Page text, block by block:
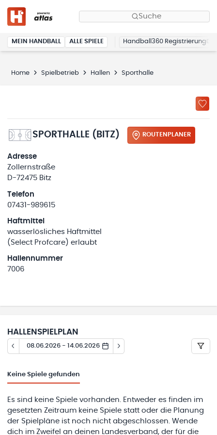
Suche
MEIN HANDBALL ALLE SPIELE Handball360 Registrierung
Home Spielbetrieb Hallen Sporthalle
SPORTHALLE (BITZ) ROUTENPLANER
Adresse
Zollernstraße
D-72475 Bitz
Telefon
07431-989615
Haftmittel
wasserlösliches Haftmittel
(Select Profcare) erlaubt
Hallennummer
7006
HALLENSPIELPLAN
08.06.2026 - 14.06.2026
Keine Spiele gefunden
Es sind keine Spiele vorhanden. Entweder es finden im
gesetzten Zeitraum keine Spiele statt oder die Planung
der Spielpläne ist noch nicht abgeschlossen. Wende
dich im Zweifel an deinen Landesverband, der für die